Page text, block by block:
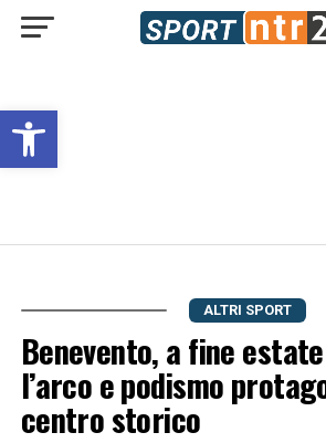
Open toolbar
ALTRI SPORT
Benevento, a fine
l’arco e podismo
centro storico